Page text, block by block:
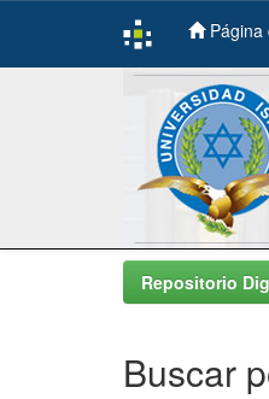
Skip
Página
Repositorio
Buscar